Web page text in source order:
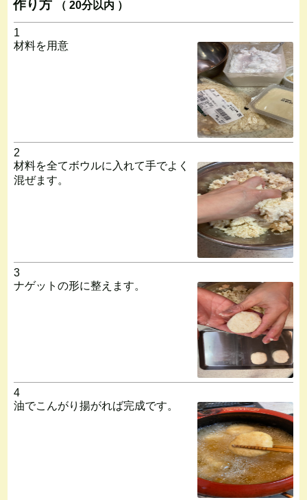
作り方 （ 20分以内 ）
1
材料を用意
2
材料を全てボウルに入れて手でよく
混ぜます。
3
ナゲットの形に整えます。
4
油でこんがり揚がれば完成です。